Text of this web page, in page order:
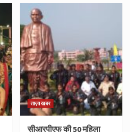
ताज़ा खबर
सीआरपीएफ की 50 महिला